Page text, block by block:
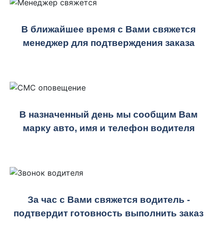
В ближайшее время с Вами свяжется
менеджер для подтверждения заказа
В назначенный день мы сообщим Вам
марку авто, имя и телефон водителя
За час с Вами свяжется водитель -
подтвердит готовность выполнить заказ